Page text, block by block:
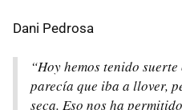
Dani Pedrosa
“Hoy hemos tenido
parecía que iba a llover,
seca. Eso nos ha